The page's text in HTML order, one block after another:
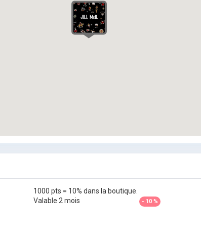
1000 pts = 10% dans la boutique.
Valable 2 mois
- 10 %